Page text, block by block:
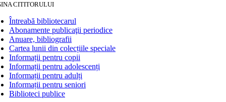
CITITORULUI
Întreabă bibliotecarul
Abonamente publicaţii periodice
Anuare, bibliografii
Cartea lunii din colecțiile speciale
Informații pentru copii
Informații pentru adolescenți
Informații pentru adulți
Informații pentru seniori
Biblioteci publice